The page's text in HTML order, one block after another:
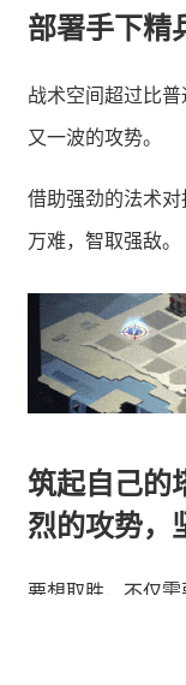
部署手下精
战术空间超过比
又一波的攻势。
借助强劲的法术
万难，智取强敌。
筑起自己的
烈的攻势，
要想取胜，不仅
定塔楼的位置和